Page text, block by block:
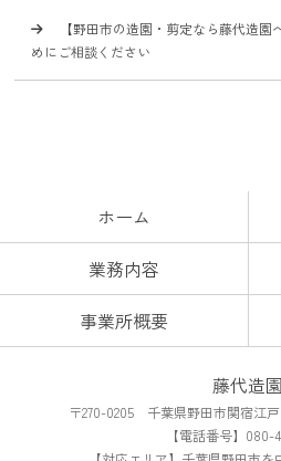
【野田市の造園・剪定なら藤代造
めにご相談ください
ホーム
業務内容
事業所概要
藤代造園
〒270-0205 千葉県野田市関宿江
【電話番号】080-